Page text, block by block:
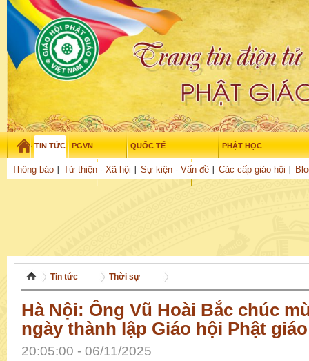
TIN TỨC
Thông báo Từ thiện - Xã hội Sự kiện - Vấn đề Các cấp giáo hội
PGVN QUỐC TẾ PHẬT HỌC
THỜI ĐẠI TUỔI TRẺ NGHIÊN CỨU
Thứ bảy - 8/08/2026 – 19: 17:49
Tin tức Thời sự
Hà Nội: Ông Vũ Hoài Bắc chúc
ngày thành lập Giáo hội Phật
20:05:00 - 06/11/2025